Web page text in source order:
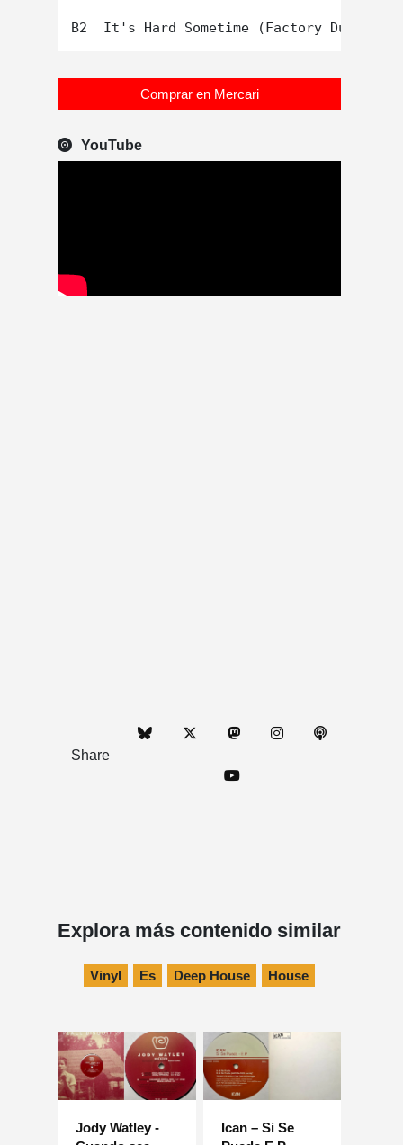
Comprar en Mercari
YouTube
Share
Explora más contenido similar
Vinyl Es Deep House House
Jody Watley -
Ican – Si Se